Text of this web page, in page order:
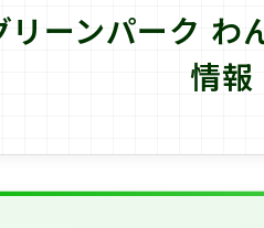
リーンパーク わ
情報